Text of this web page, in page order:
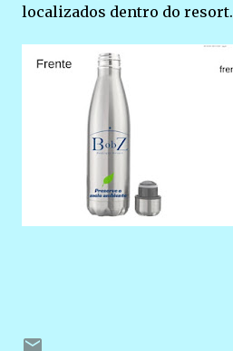
localizados dentro do resort.